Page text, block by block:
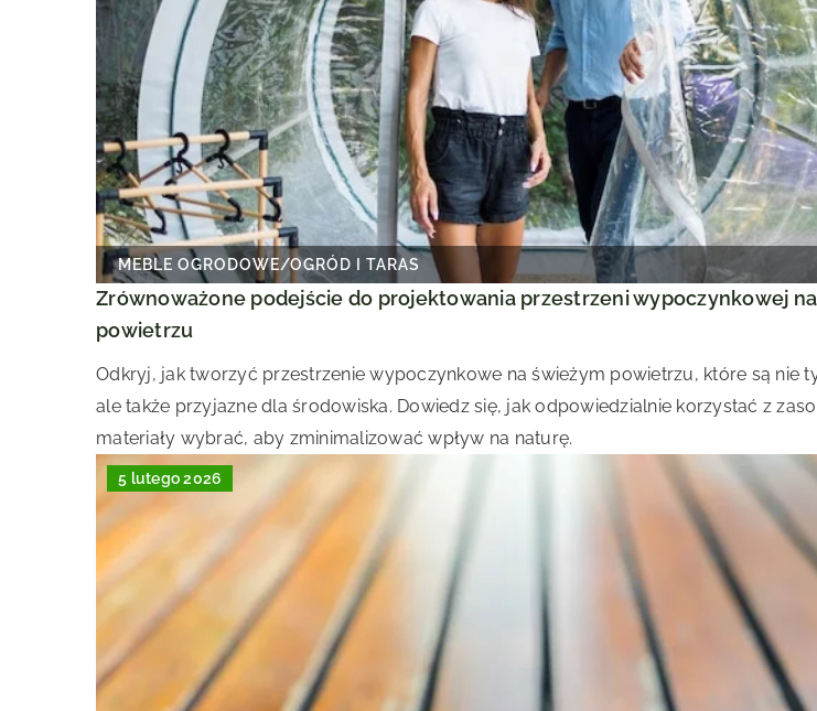
MEBLE OGRODOWE/OGRÓD I TARAS
Zrównoważone podejście do projektowania przestrzeni wypoczynkowej
powietrzu
Odkryj, jak tworzyć przestrzenie wypoczynkowe na świeżym powietrzu, które są nie
ale także przyjazne dla środowiska. Dowiedz się, jak odpowiedzialnie korzystać z
materiały wybrać, aby zminimalizować wpływ na naturę.
5 lutego 2026